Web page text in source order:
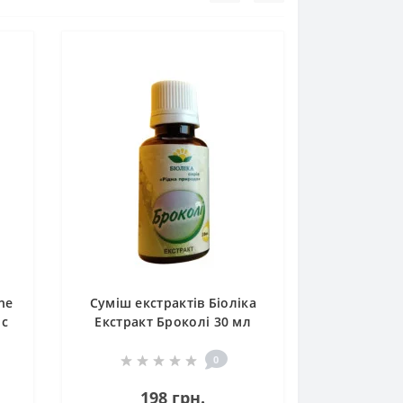
Суміш екстрактів Біоліка
Екстракт Броколі 30 мл
0
198 грн.